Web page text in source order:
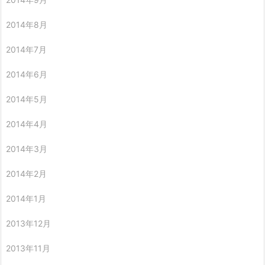
2014年8月
2014年7月
2014年6月
2014年5月
2014年4月
2014年3月
2014年2月
2014年1月
2013年12月
2013年11月